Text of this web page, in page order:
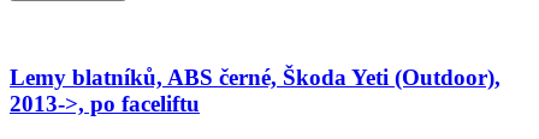
Lemy blatníků, ABS černé, Škoda Yeti (Outdoor),
2013->, po faceliftu